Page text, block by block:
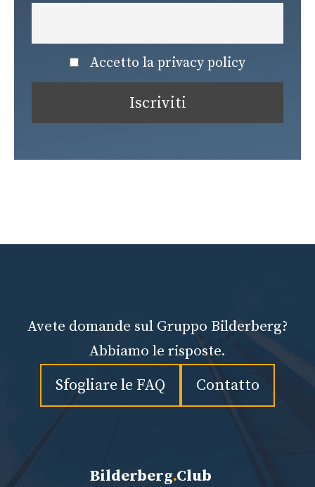
Accetto la privacy policy
Avete domande sul Gruppo Bilderberg?
Abbiamo le risposte.
Sfogliare le FAQ Contatto
Bilderberg.Club